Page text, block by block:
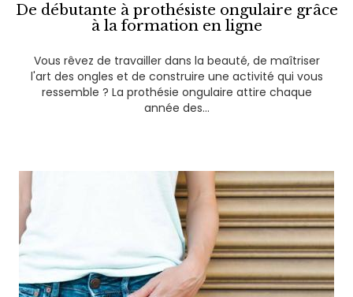
De débutante à prothésiste ongulaire grâce
à la formation en ligne
Vous rêvez de travailler dans la beauté, de maîtriser
l'art des ongles et de construire une activité qui vous
ressemble ? La prothésie ongulaire attire chaque
année des...